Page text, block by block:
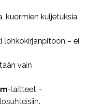
kuormien kuljetuksia
– ei
vain
-laitteet –